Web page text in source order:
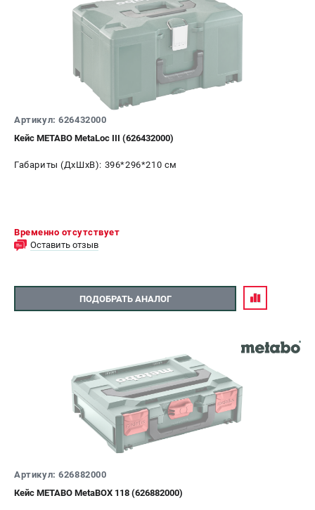
Артикул: 626432000
Кейс METABO MetaLoc III (626432000)
Габариты (ДхШхВ): 396*296*210 см
Временно отсутствует
Оставить отзыв
ПОДОБРАТЬ АНАЛОГ
Артикул: 626882000
Кейс METABO MetaBOX 118 (626882000)